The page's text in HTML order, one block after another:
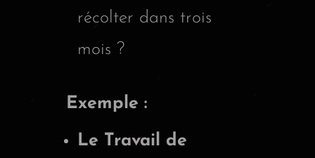
récolter dans trois
mois ?
Exemple :
Le Travail de